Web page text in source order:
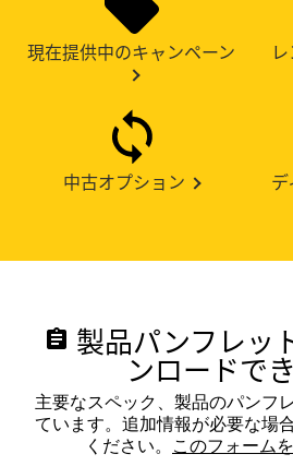
現在提供中のキャンペーン
中古オプション
assignment 製品パンフレッ
ンロードで
主要なスペック、製品のパンフ
ています。追加情報が必要な場
ください。 このフォーム